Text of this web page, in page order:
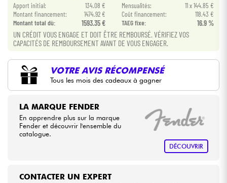
HiFi
Packs
Apport initial: 134.08 € Mensualités:
11 x 144.85 €
Montant financement:
1474.92 € Coût financement:
118.43 €
Montant total dù:
1593.35 € TAEG fixe: 16.9 %
UN CRÉDIT VOUS ENGAGE ET DOIT ÊTRE REMBOURSÉ. VÉRIFIEZ VOS
CAPACITÉS DE REMBOURSEMENT AVANT DE VOUS ENGAGER.
VOTRE AVIS RÉCOMPENSÉ
Tous les mois des cadeaux à gagner
LA MARQUE FENDER
En apprendre plus sur la marque
Fender et découvrir l'ensemble du
catalogue.
DÉCOUVRIR
CONTACTER UN EXPERT